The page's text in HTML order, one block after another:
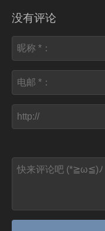
没有评论